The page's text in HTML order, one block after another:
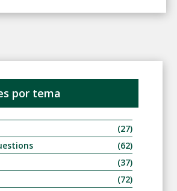
por tema
(27)
(62)
(37)
(72)